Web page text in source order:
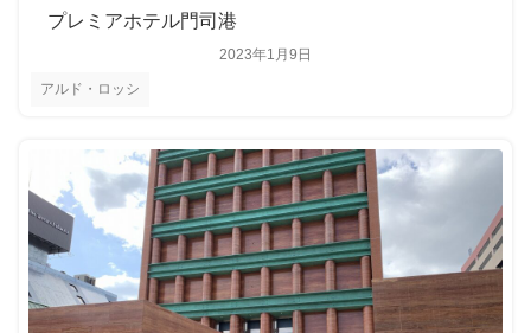
アルド・ロッシ
2023年1月9日
プレミアホテル門司港